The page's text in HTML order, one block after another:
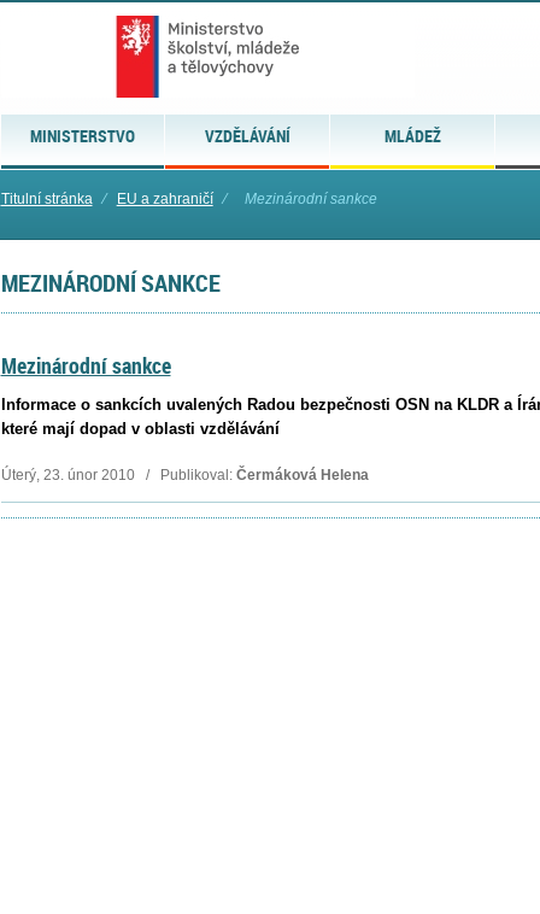
MINISTERSTVO VZDĚLÁVÁNÍ MLÁDEŽ
Titulní stránka ⁄ EU a zahraničí ⁄ Mezinárodní sankce
MEZINÁRODNÍ SANKCE
Mezinárodní sankce
Informace o sankcích uvalených Radou bezpečnosti OSN na KLDR a
které mají dopad v oblasti vzdělávání
Úterý, 23. únor 2010 / Publikoval: Čermáková Helena